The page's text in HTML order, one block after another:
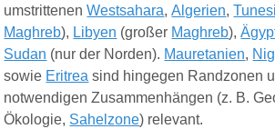
umstrittenenWestsahara,Algerien,
Maghreb), Libyen (großer Maghreb),
Sudan (nur der Norden). Mauretanien,
sowie Eritrea sind hingegen Randzonen
notwendigen Zusammenhängen (z. B.
Ökologie, Sahelzone) relevant.